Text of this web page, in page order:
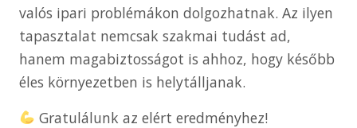
valós ipari problémákon dolgozhatnak. Az ilyen
tapasztalat nemcsak szakmai tudást ad,
hanem magabiztosságot is ahhoz, hogy később
éles környezetben is helytálljanak.
Gratulálunk az elért eredményhez!